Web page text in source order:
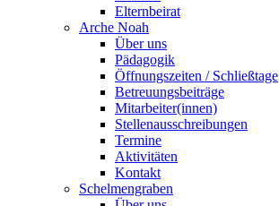
Elternbeirat
Arche Noah
Über uns
Pädagogik
Öffnungszeiten / Schließtage
Betreuungsbeiträge
Mitarbeiter(innen)
Stellenausschreibungen
Termine
Aktivitäten
Kontakt
Schelmengraben